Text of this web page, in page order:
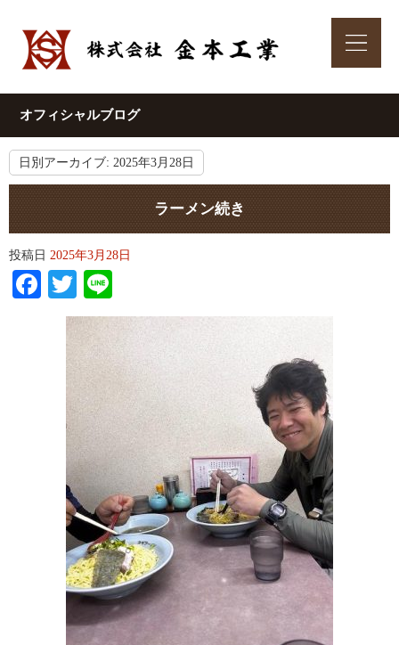
オフィシャルブログ
日別アーカイブ: 2025年3月28日
ラーメン続き
投稿日 2025年3月28日
Facebook
Twitter